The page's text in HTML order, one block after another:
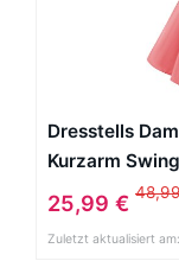
Dresstells
Kurzarm
25,99 €
Zuletzt aktualisiert